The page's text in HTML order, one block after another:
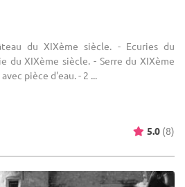
du XIXème siècle. - Ecuries du
du XIXème siècle. - Serre du XIXème
pièce d'eau. - 2 ...
5.0 (8)